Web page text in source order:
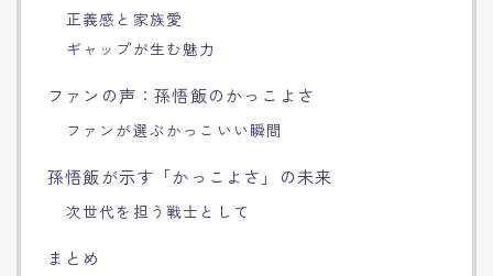
正義感と家族愛
ギャップが生む魅力
ファンの声：孫悟飯のかっこよさ
ファンが選ぶかっこいい瞬間
孫悟飯が示す「かっこよさ」の未来
次世代を担う戦士として
まとめ